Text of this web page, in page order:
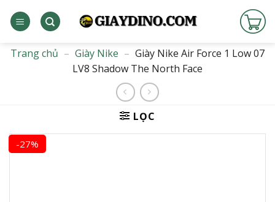
qua
dungTrang chủ – Giày Nike – Giày Nike Air Force 1 Low 07
LV8 Shadow The North Face
LỌC
-27%